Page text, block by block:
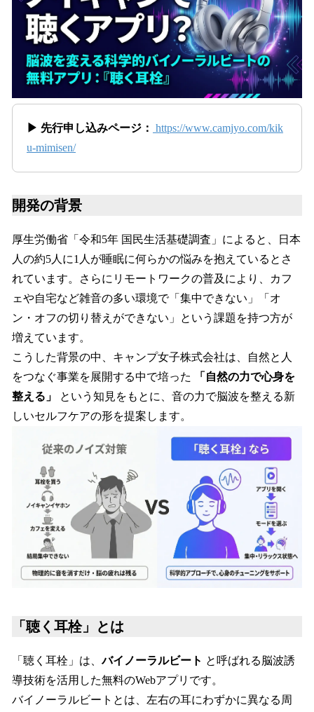
▶ 先行申し込みページ： https://www.camjyo.com/kik
u-mimisen/
開発の背景
厚生労働省「令和5年 国民生活基礎調査」によると、日本
人の約5人に1人が睡眠に何らかの悩みを抱えているとさ
れています。さらにリモートワークの普及により、カフ
ェや自宅など雑音の多い環境で「集中できない」「オ
ン・オフの切り替えができない」という課題を持つ方が
増えています。
こうした背景の中、キャンプ女子株式会社は、自然と人
をつなぐ事業を展開する中で培った
「自然の力で心身を
整える」
という知見をもとに、音の力で脳波を整える新
しいセルフケアの形を提案します。
「聴く耳栓」とは
「聴く耳栓」は、バイノーラルビート と呼ばれる脳波誘
導技術を活用した無料のWebアプリです。
バイノーラルビートとは、左右の耳にわずかに異なる周